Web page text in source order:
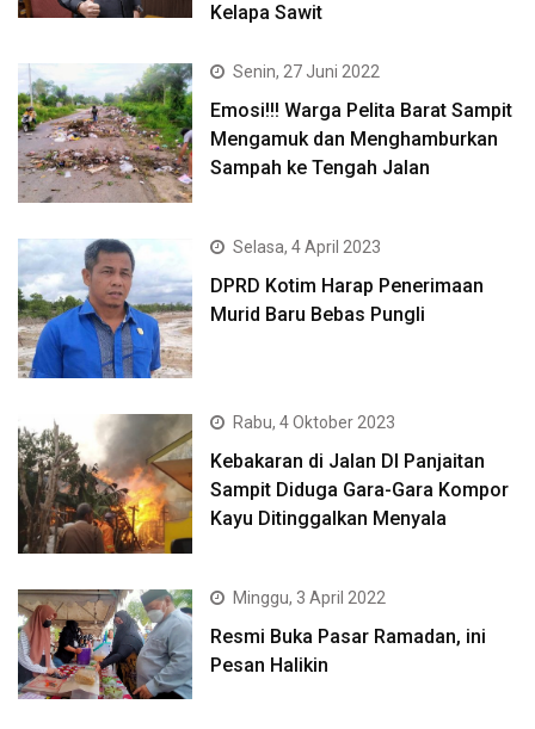
Kelapa Sawit
Senin, 27 Juni 2022
Emosi!!! Warga Pelita Barat Sampit
Mengamuk dan Menghamburkan
Sampah ke Tengah Jalan
Selasa, 4 April 2023
DPRD Kotim Harap Penerimaan
Murid Baru Bebas Pungli
Rabu, 4 Oktober 2023
Kebakaran di Jalan DI Panjaitan
Sampit Diduga Gara-Gara Kompor
Kayu Ditinggalkan Menyala
Minggu, 3 April 2022
Resmi Buka Pasar Ramadan, ini
Pesan Halikin